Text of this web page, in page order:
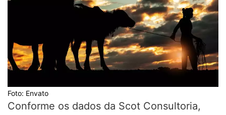
Foto: Envato
Conforme os dados da Scot Consultoria,